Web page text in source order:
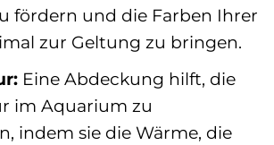
fördern und die Farben Ihrer
zur Geltung zu bringen.
Eine Abdeckung hilft, die
im Aquarium zu
indem sie die Wärme, die